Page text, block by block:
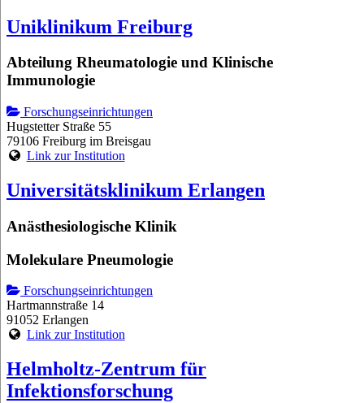
Uniklinikum Freiburg
Abteilung Rheumatologie und Klinische
Immunologie
Forschungseinrichtungen
Hugstetter Straße 55
79106 Freiburg im Breisgau
Link zur Institution
Universitätsklinikum Erlangen
Anästhesiologische Klinik
Molekulare Pneumologie
Forschungseinrichtungen
Hartmannstraße 14
91052 Erlangen
Link zur Institution
Helmholtz-Zentrum für
Infektionsforschung